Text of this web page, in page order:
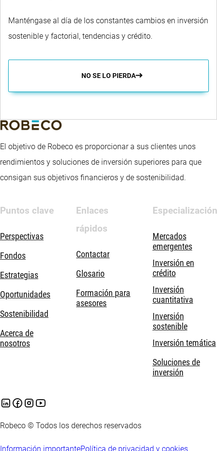
Manténgase al día de los constantes cambios en inversión
sostenible y factorial, tendencias y crédito.
NO SE LO PIERDA
El objetivo de Robeco es proporcionar a sus clientes unos
rendimientos y soluciones de inversión superiores para que
consigan sus objetivos financieros y de sostenibilidad.
Puntos clave
Perspectivas
Fondos
Estrategias
Oportunidades
Sostenibilidad
Acerca de
nosotros
Enlaces
rápidos
Contactar
Glosario
Formación para
asesores
Especialización
Mercados
emergentes
Inversión en
crédito
Inversión
cuantitativa
Inversión
sostenible
Inversión temática
Soluciones de
inversión
Robeco © Todos los derechos reservados
Información importantePolítica de privacidad y cookies